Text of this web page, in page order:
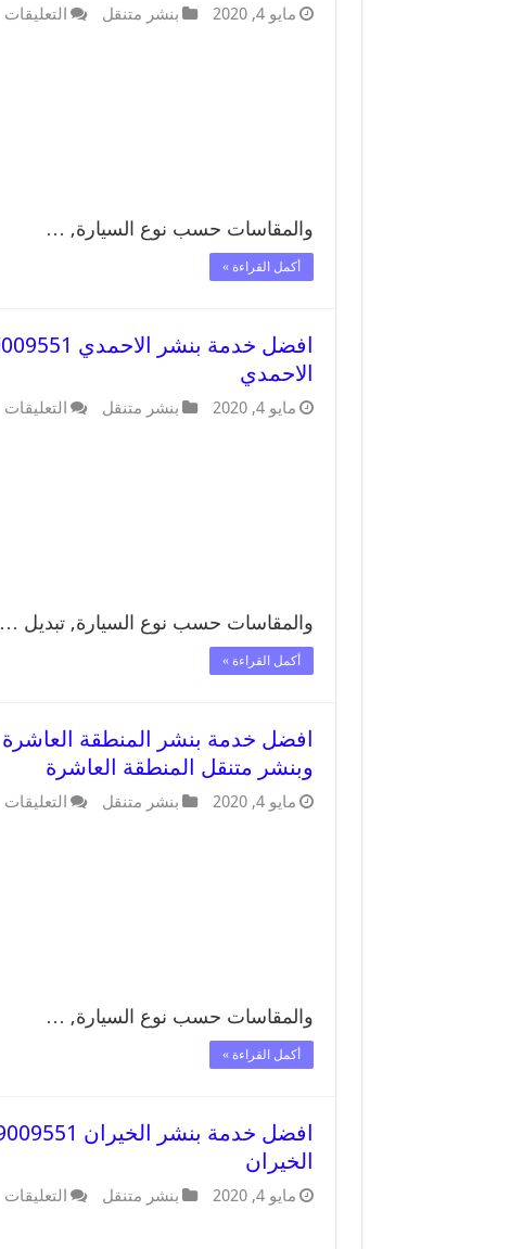
مايو 4, 2020 بنشر متنقل التعليقات
والمقاسات حسب نوع السيارة, …
أكمل القراءة »
الاحمدي
مايو 4, 2020 بنشر متنقل التعليقات
والمقاسات حسب نوع السيارة, تبديل …
أكمل القراءة »
وبنشر متنقل المنطقة العاشرة
مايو 4, 2020 بنشر متنقل التعليقات
والمقاسات حسب نوع السيارة, …
أكمل القراءة »
الخيران
مايو 4, 2020 بنشر متنقل التعليقات